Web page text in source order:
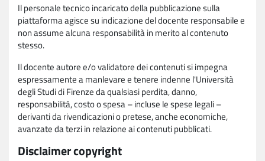
Il personale tecnico incaricato della pubblicazione sulla
piattaforma agisce su indicazione del docente responsabile e
non assume alcuna responsabilità in merito al contenuto
stesso.
Il docente autore e/o validatore dei contenuti si impegna
espressamente a manlevare e tenere indenne l'Università
degli Studi di Firenze da qualsiasi perdita, danno,
responsabilità, costo o spesa – incluse le spese legali –
derivanti da rivendicazioni o pretese, anche economiche,
avanzate da terzi in relazione ai contenuti pubblicati.
Disclaimer copyright